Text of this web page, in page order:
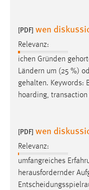
[PDF] wen
Relevanz:
ichen Gründen
Ländern um (25 %)
gehalten. Keywords:
hoarding, transaction
[PDF] wen
Relevanz:
umfangreiches
herausfordernder